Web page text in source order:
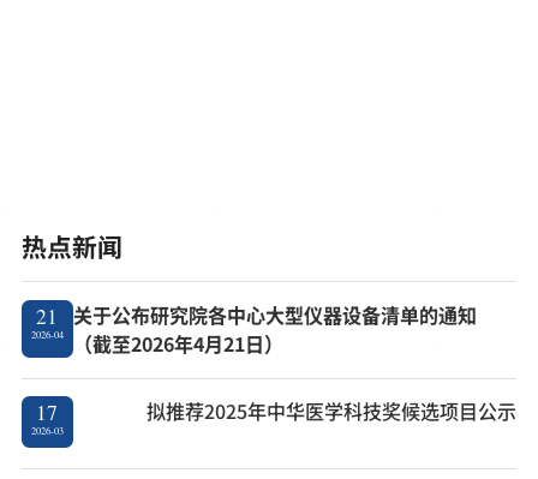
热点新闻
21
2026-04
关于公布研究院各中心大型仪器设备清单的通知
（截至2026年4月21日）
17
2026-03
拟推荐2025年中华医学科技奖候选项目公示